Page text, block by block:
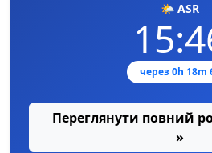
🌤️ ASR
через 0h 18m
Переглянути повний
»